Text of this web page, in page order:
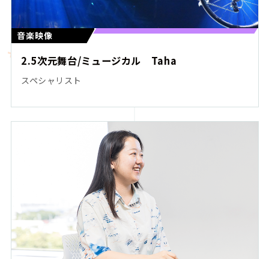
音楽映像
2.5次元舞台/ミュージカル Taha
スペシャリスト